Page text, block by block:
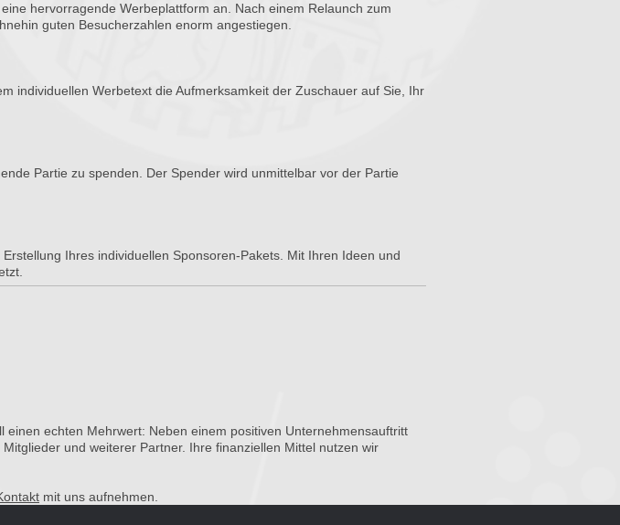
hervorragende Werbeplattform an. Nach einem Relaunch zum
guten Besucherzahlen enorm angestiegen.
individuellen Werbetext die Aufmerksamkeit der Zuschauer auf Sie, Ihr
Partie zu spenden. Der Spender wird unmittelbar vor der Partie
Ihres individuellen Sponsoren-Pakets. Mit Ihren Ideen und
echten Mehrwert: Neben einem positiven Unternehmensauftritt
und weiterer Partner. Ihre finanziellen Mittel nutzen wir
mit uns aufnehmen.